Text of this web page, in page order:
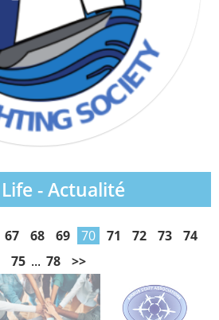
- Actualité
67 68 69 70 71 72 73
74
75 ... 78 >>